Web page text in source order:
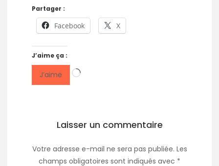
Partager :
Facebook X
J’aime ça :
J’aime Chargement…
Laisser un commentaire
Votre adresse e-mail ne sera pas publiée. Les
champs obligatoires sont indiqués avec *